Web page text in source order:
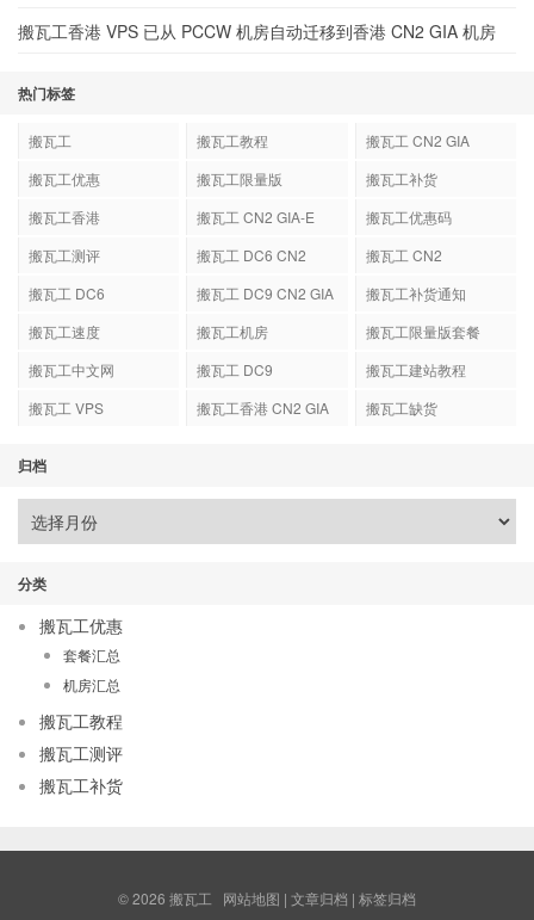
搬瓦工香港 VPS 已从 PCCW 机房自动迁移到香港 CN2 GIA 机房
热门标签
搬瓦工 搬瓦工教程
搬瓦工 CN2 GIA
搬瓦工优惠
搬瓦工限量版
搬瓦工补货
搬瓦工香港
搬瓦工 CN2 GIA-E
搬瓦工优惠码
搬瓦工测评
搬瓦工 DC6 CN2
搬瓦工 CN2
搬瓦工 DC6
搬瓦工 DC9 CN2 GIA
搬瓦工补货通知
搬瓦工速度
搬瓦工机房
搬瓦工限量版套餐
搬瓦工中文网
搬瓦工 DC9
搬瓦工建站教程
搬瓦工 VPS
搬瓦工香港 CN2 GIA 搬瓦工缺货
归档
分类
搬瓦工优惠
套餐汇总
机房汇总
搬瓦工教程
搬瓦工测评
搬瓦工补货
© 2026 搬瓦工 网站地图 | 文章归档 | 标签归档